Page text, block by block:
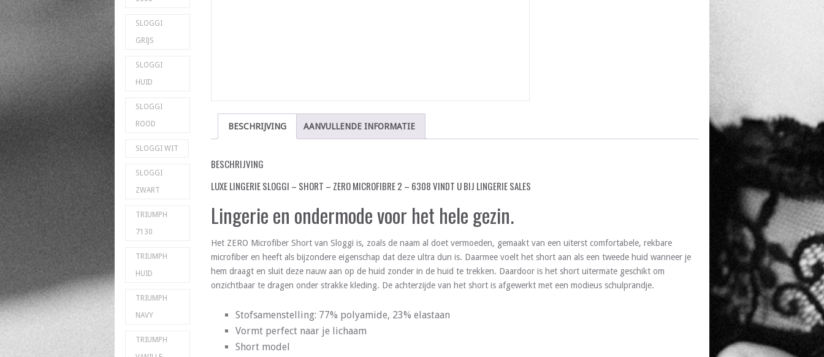
BESCHRIJVING AANVULLENDE INFORMATIE
BESCHRIJVING
LUXE LINGERIE SLOGGI – SHORT – ZERO MICROFIBRE 2 – 6308 VINDT U BIJ LINGERIE SALES
Lingerie en ondermode voor het hele gezin.
Het ZERO Microfiber Short van Sloggi is, zoals de naam al doet vermoeden, gemaakt van een uiterst comfortabele, rekbare
microfiber en heeft als bijzondere eigenschap dat deze ultra dun is. Daarmee voelt het short aan als een tweede huid wanneer je
hem draagt en sluit deze nauw aan op de huid zonder in de huid te trekken. Daardoor is het short uitermate geschikt om
onzichtbaar te dragen onder strakke kleding. De achterzijde van het short is afgewerkt met een modieus schulprandje.
Stofsamenstelling: 77% polyamide, 23% elastaan
Vormt perfect naar je lichaam
Short model
SLOGGI
GRIJS
SLOGGI
HUID
SLOGGI
ROOD
SLOGGI WIT
SLOGGI
ZWART
TRIUMPH
7130
TRIUMPH
HUID
TRIUMPH
NAVY
TRIUMPH